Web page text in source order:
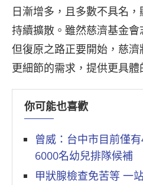
日漸增多，且多數不具名
持續擴散。雖然慈濟基金會
但復原之路正要開始，慈
更細節的需求，提供更具體
你可能也喜歡
曾威：台中市目前僅
6000名幼兒排隊候補
甲狀腺檢查免苦等 一